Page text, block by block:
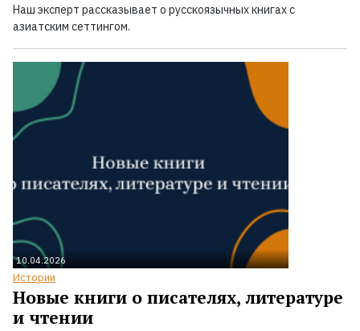
Наш эксперт рассказывает о русскоязычных книгах с
азиатским сеттингом.
10.04.2026
Истории
Новые книги о писателях, литературе
и чтении